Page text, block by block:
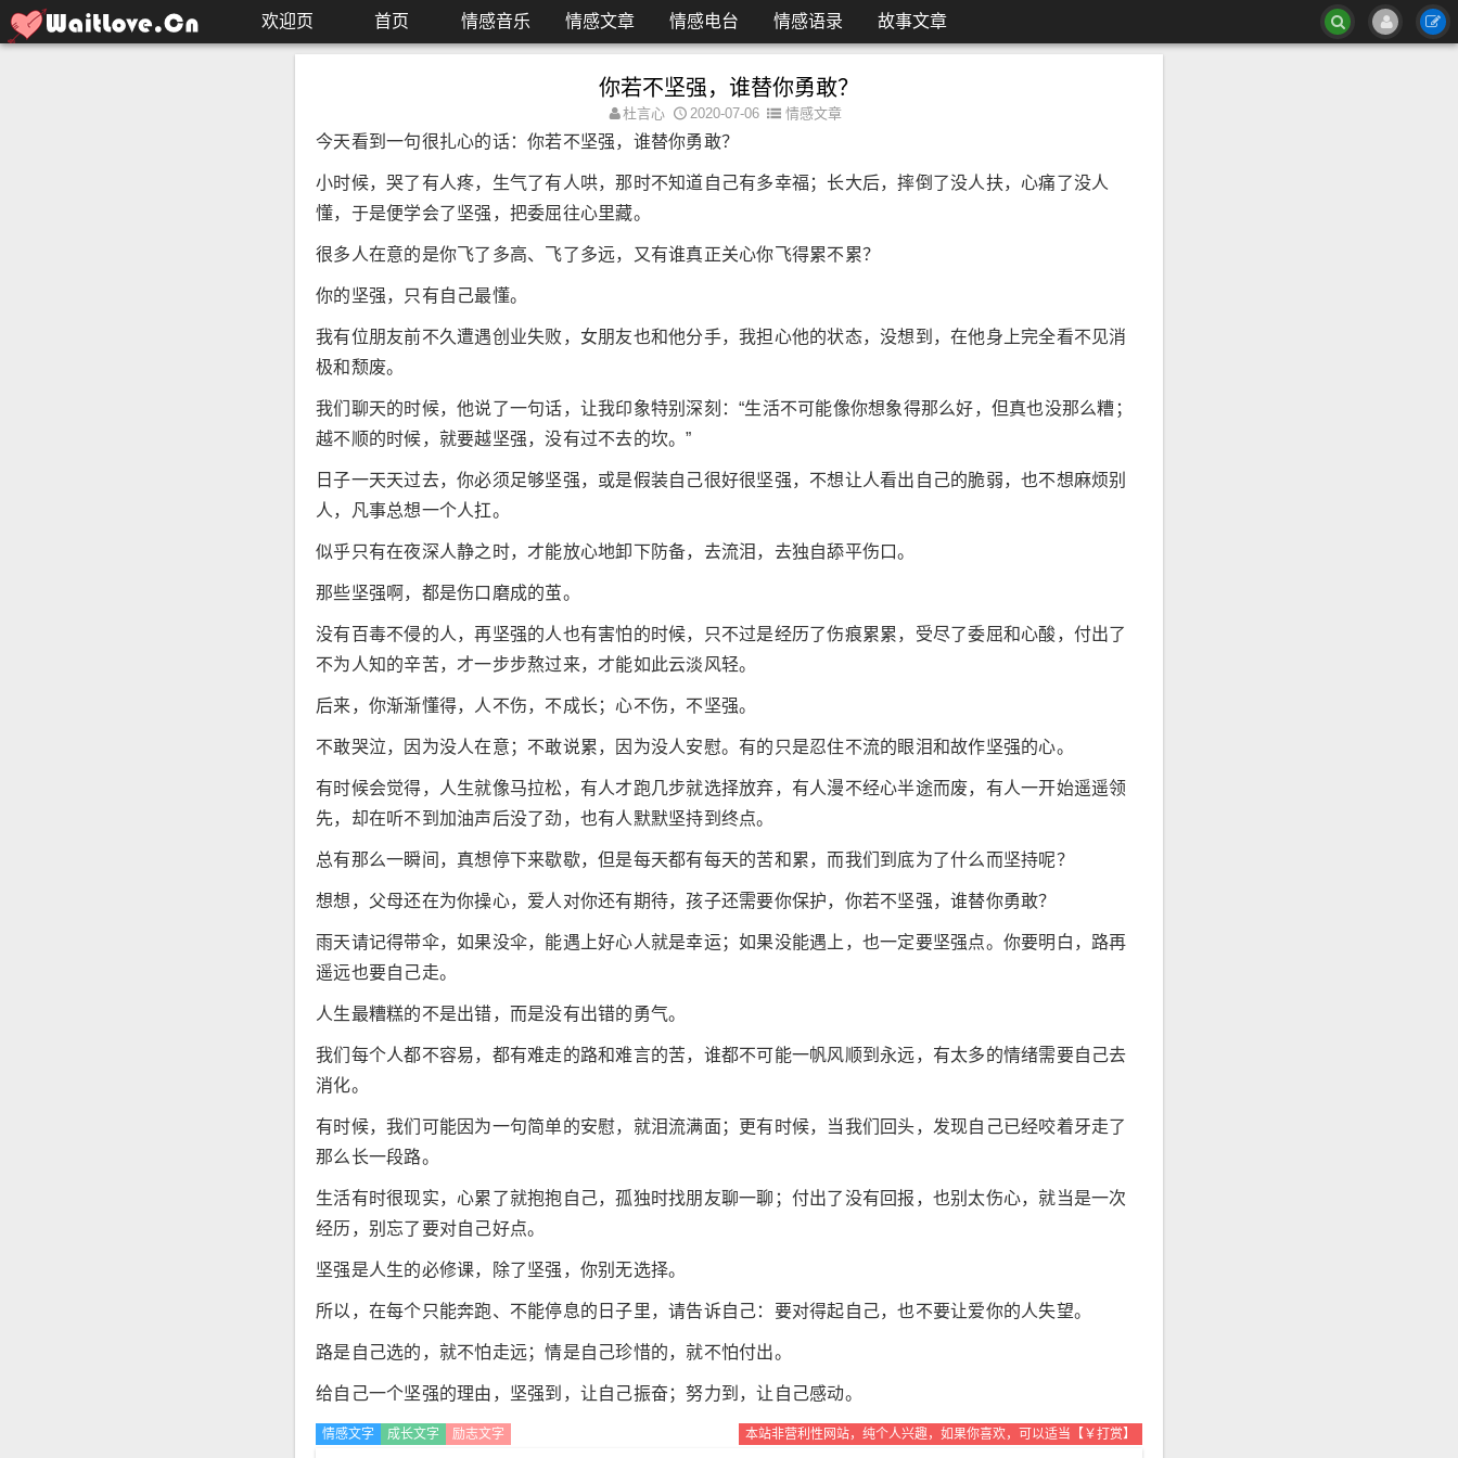
欢迎页 首页 情感音乐 情感文章 情感电台 情感语录 故事文章
你若不坚强，谁替你勇敢？
杜言心 2020-07-06 情感文章
今天看到一句很扎心的话：你若不坚强，谁替你勇敢？
小时候，哭了有人疼，生气了有人哄，那时不知道自己有多幸福；长大后，摔倒了没人扶，心痛了没人
懂，于是便学会了坚强，把委屈往心里藏。
很多人在意的是你飞了多高、飞了多远，又有谁真正关心你飞得累不累？
你的坚强，只有自己最懂。
我有位朋友前不久遭遇创业失败，女朋友也和他分手，我担心他的状态，没想到，在他身上完全看不见消
极和颓废。
我们聊天的时候，他说了一句话，让我印象特别深刻：“生活不可能像你想象得那么好，但真也没那么糟；
越不顺的时候，就要越坚强，没有过不去的坎。”
日子一天天过去，你必须足够坚强，或是假装自己很好很坚强，不想让人看出自己的脆弱，也不想麻烦别
人，凡事总想一个人扛。
似乎只有在夜深人静之时，才能放心地卸下防备，去流泪，去独自舔平伤口。
那些坚强啊，都是伤口磨成的茧。
没有百毒不侵的人，再坚强的人也有害怕的时候，只不过是经历了伤痕累累，受尽了委屈和心酸，付出了
不为人知的辛苦，才一步步熬过来，才能如此云淡风轻。
后来，你渐渐懂得，人不伤，不成长；心不伤，不坚强。
不敢哭泣，因为没人在意；不敢说累，因为没人安慰。有的只是忍住不流的眼泪和故作坚强的心。
有时候会觉得，人生就像马拉松，有人才跑几步就选择放弃，有人漫不经心半途而废，有人一开始遥遥领
先，却在听不到加油声后没了劲，也有人默默坚持到终点。
总有那么一瞬间，真想停下来歇歇，但是每天都有每天的苦和累，而我们到底为了什么而坚持呢？
想想，父母还在为你操心，爱人对你还有期待，孩子还需要你保护，你若不坚强，谁替你勇敢？
雨天请记得带伞，如果没伞，能遇上好心人就是幸运；如果没能遇上，也一定要坚强点。你要明白，路再
遥远也要自己走。
人生最糟糕的不是出错，而是没有出错的勇气。
我们每个人都不容易，都有难走的路和难言的苦，谁都不可能一帆风顺到永远，有太多的情绪需要自己去
消化。
有时候，我们可能因为一句简单的安慰，就泪流满面；更有时候，当我们回头，发现自己已经咬着牙走了
那么长一段路。
生活有时很现实，心累了就抱抱自己，孤独时找朋友聊一聊；付出了没有回报，也别太伤心，就当是一次
经历，别忘了要对自己好点。
坚强是人生的必修课，除了坚强，你别无选择。
所以，在每个只能奔跑、不能停息的日子里，请告诉自己：要对得起自己，也不要让爱你的人失望。
路是自己选的，就不怕走远；情是自己珍惜的，就不怕付出。
给自己一个坚强的理由，坚强到，让自己振奋；努力到，让自己感动。
本站非营利性网站，纯个人兴趣，如果你喜欢，可以适当【￥打赏】
情感文字 成长文字 励志文字